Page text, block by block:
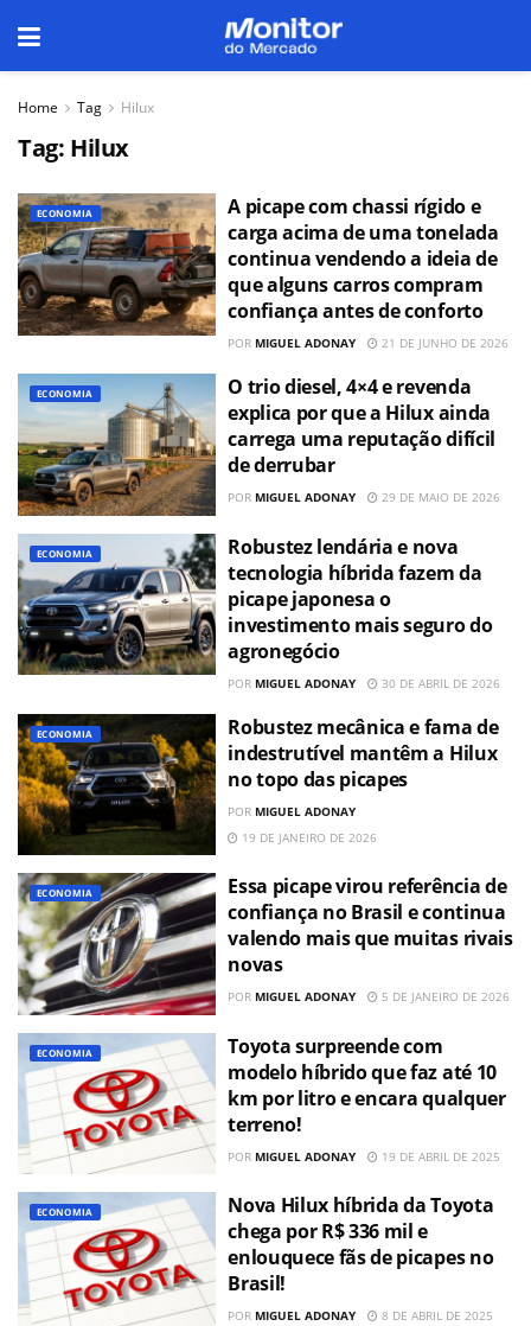
Home Tag Hilux
Tag: Hilux
ECONOMIA
A picape com chassi rígido e
carga acima de uma tonelada
continua vendendo a ideia de
que alguns carros compram
confiança antes de conforto
POR MIGUEL ADONAY 21 DE JUNHO DE 2026
ECONOMIA
O trio diesel, 4×4 e revenda
explica por que a Hilux ainda
carrega uma reputação difícil
de derrubar
POR MIGUEL ADONAY 29 DE MAIO DE 2026
ECONOMIA
Robustez lendária e nova
tecnologia híbrida fazem da
picape japonesa o
investimento mais seguro do
agronegócio
POR MIGUEL ADONAY 30 DE ABRIL DE 2026
ECONOMIA
Robustez mecânica e fama de
indestrutível mantêm a Hilux
no topo das picapes
POR MIGUEL ADONAY
19 DE JANEIRO DE 2026
ECONOMIA
Essa picape virou referência de
confiança no Brasil e continua
valendo mais que muitas rivais
novas
POR MIGUEL ADONAY 5 DE JANEIRO DE 2026
ECONOMIA
Toyota surpreende com
modelo híbrido que faz até 10
km por litro e encara qualquer
terreno!
POR MIGUEL ADONAY 19 DE ABRIL DE 2025
ECONOMIA
Nova Hilux híbrida da Toyota
chega por R$ 336 mil e
enlouquece fãs de picapes no
Brasil!
POR MIGUEL ADONAY 8 DE ABRIL DE 2025